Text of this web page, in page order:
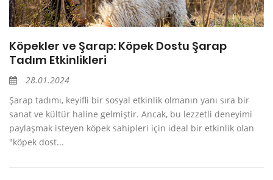
Köpekler ve Şarap: Köpek Dostu Şarap
Tadım Etkinlikleri
28.01.2024
Şarap tadımı, keyifli bir sosyal etkinlik olmanın yanı sıra bir
sanat ve kültür haline gelmiştir. Ancak, bu lezzetli deneyimi
paylaşmak isteyen köpek sahipleri için ideal bir etkinlik olan
"köpek dost...